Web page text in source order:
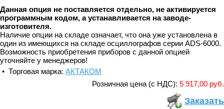
Данная опция не поставляется отдельно, не активируется
программным кодом, а устанавливается на заводе-
изготовителя.
Наличие опции на складе означает, что она уже установлена в
один из имеющихся на складе осциллографов серии ADS-6000.
Возможность приобретения приборов с данной опцией
уточняйте у менеджеров!
• Торговая марка: АКТАКОМ
Розничная цена (с НДС): 5 917,00 руб.
Заказать